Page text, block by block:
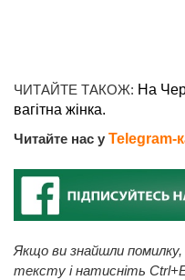
ЧИТАЙТЕ ТАКОЖ: На
вагітна жінка.
Читайте нас у Telegram-
Якщо ви знайшли помилку,
тексту і натисніть